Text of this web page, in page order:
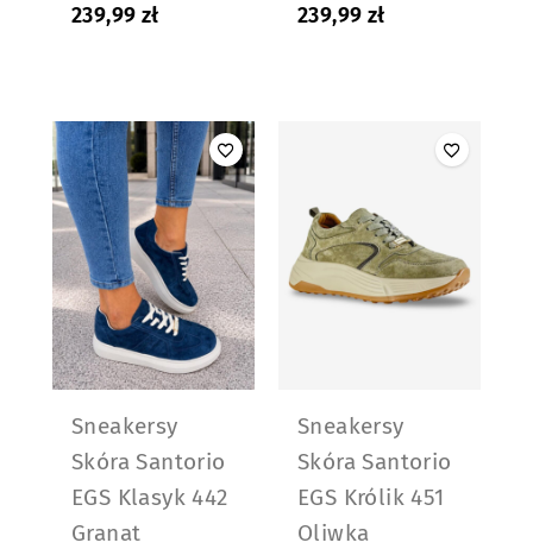
239,99 zł 239,99 zł
Sneakersy
Skóra Santorio
EGS Klasyk 442
Granat
Sneakersy
Skóra Santorio
EGS Królik 451
Oliwka